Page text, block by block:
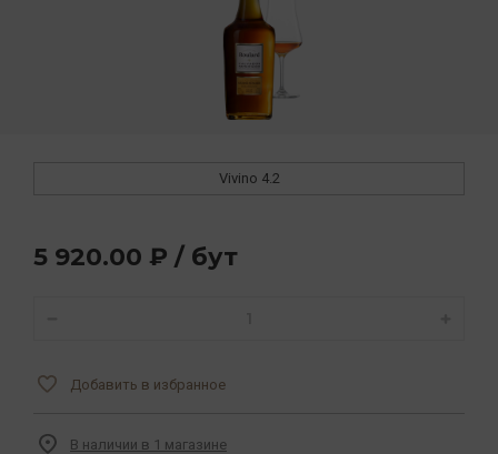
Vivino 4.2
5 920.00 ₽ / бут
Добавить в избранное
В наличии в 1 магазине